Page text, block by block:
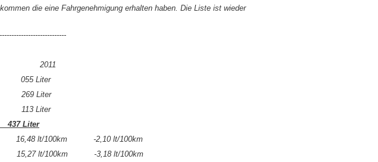
die eine Fahrgenehmigung erhalten haben. Die Liste ist wieder
Liter
Liter
Liter
Liter
lt/100km -2,10 lt/100km
lt/100km -3,18 lt/100km